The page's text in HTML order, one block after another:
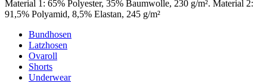
Material 1: 65% Polyester, 35% Baumwolle, 230 g/m². Material 2:
91,5% Polyamid, 8,5% Elastan, 245 g/m²
Bundhosen
Latzhosen
Ovaroll
Shorts
Underwear